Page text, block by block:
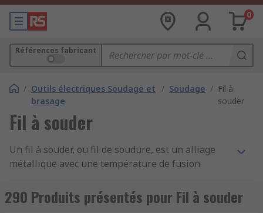
0
Références fabricant
/ Outils électriques Soudage et
brasage
/ Soudage / Fil à
souder
Fil à souder
Un fil à souder, ou fil de soudure, est un alliage
métallique avec une température de fusion
une température de fusion plus élevée sans les
altérer. C'est ce qu'on appelle le brasage. Le
290 Produits présentés pour Fil à souder